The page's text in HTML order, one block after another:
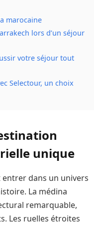
marocaine
lors d’un séjour
votre séjour tout
Selectour, un choix
unique
entrer dans un univers
La médina
remarquable,
Les ruelles étroites